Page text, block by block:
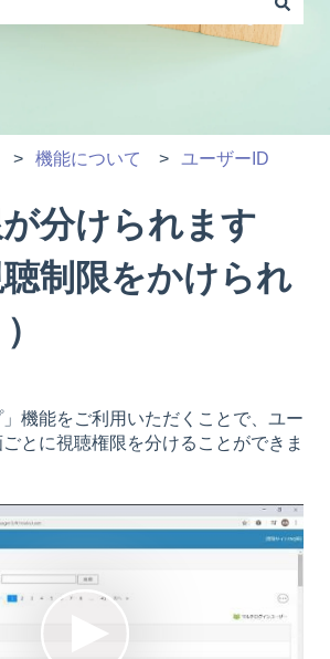
空なので、候補はありません。
機能について ユーザーID
分けられます
制限をかけられ
機能をご利用いただくことで、ユー
とに視聴権限を分けることができま